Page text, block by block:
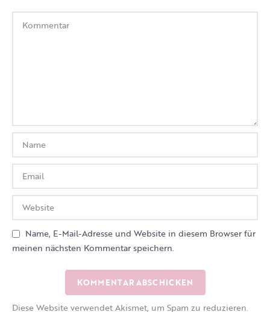
Name, E-Mail-Adresse und Website in diesem Browser für
meinen nächsten Kommentar speichern.
Diese Website verwendet Akismet, um Spam zu reduzieren.